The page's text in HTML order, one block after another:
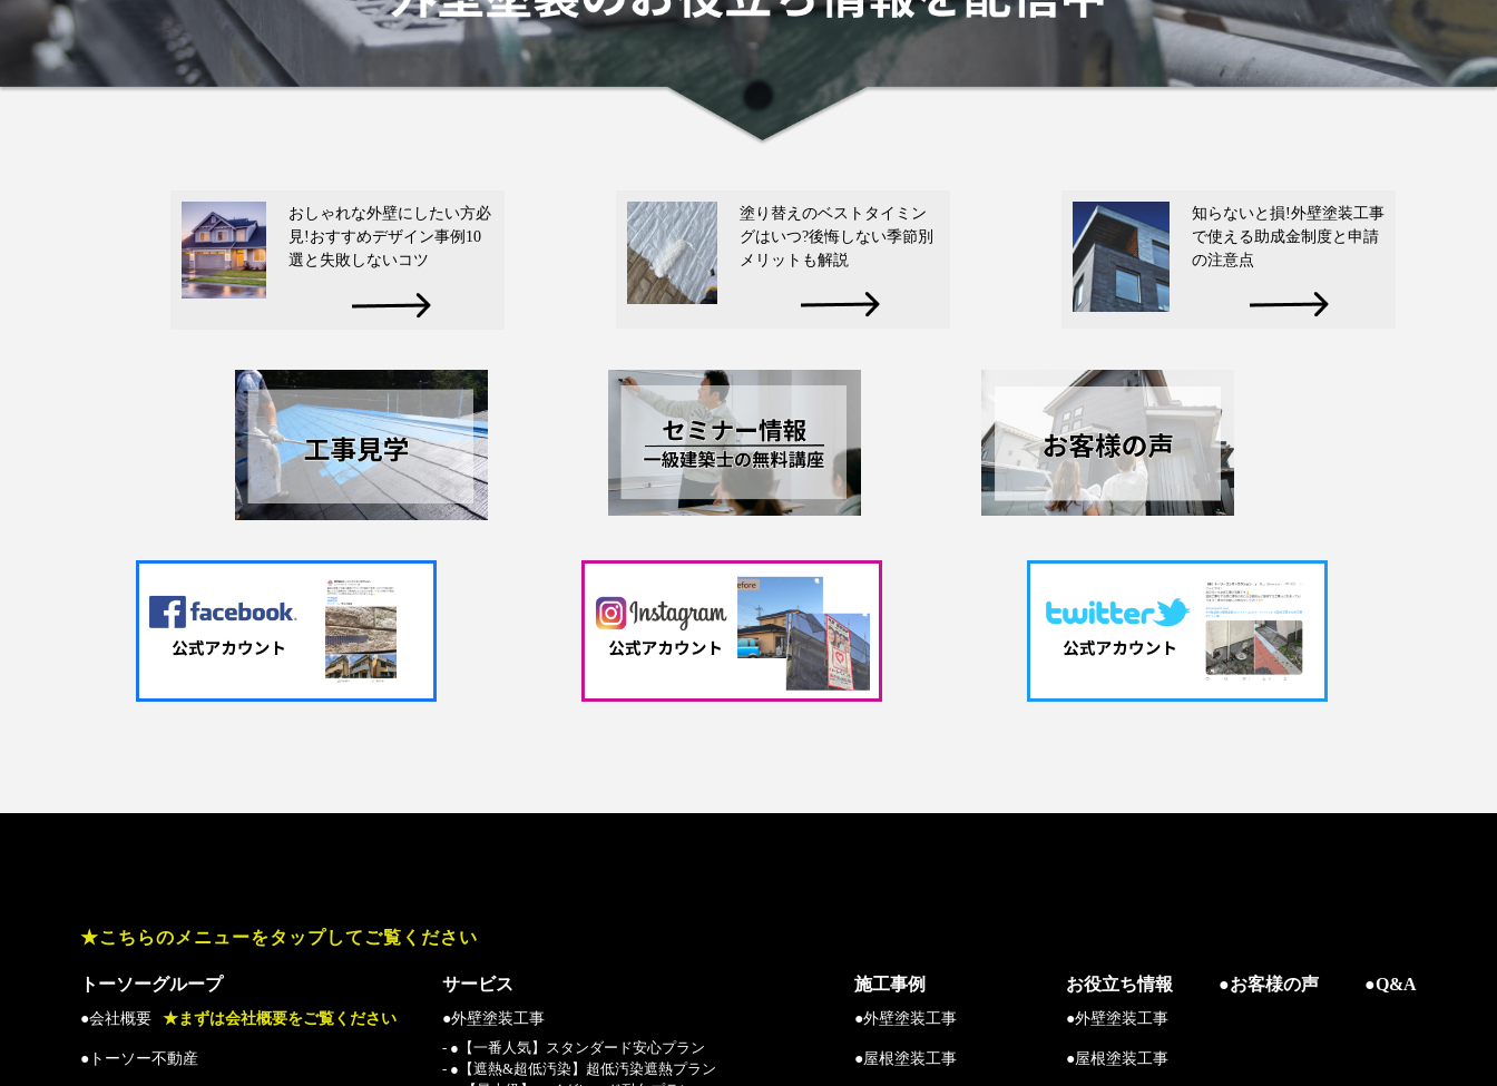
おしゃれな外壁にしたい方必
見!おすすめデザイン事例10
選と失敗しないコツ
塗り替えのベストタイミン
グはいつ?後悔しない季節別
メリットも解説
知らないと損!外壁塗装工事
で使える助成金制度と申請
の注意点
★こちらのメニューをタップしてご覧ください
トーソーグループ
●会社概要 ★まずは会社概要をご覧ください
●トーソー不動産
サービス
●外壁塗装工事
- ●【一番人気】スタンダード安心プラン
- ●【遮熱&超低汚染】超低汚染遮熱プラン
施工事例
●外壁塗装工事
●屋根塗装工事
お役立ち情報
●外壁塗装工事
●屋根塗装工事
●お客様の声 ●Q&A